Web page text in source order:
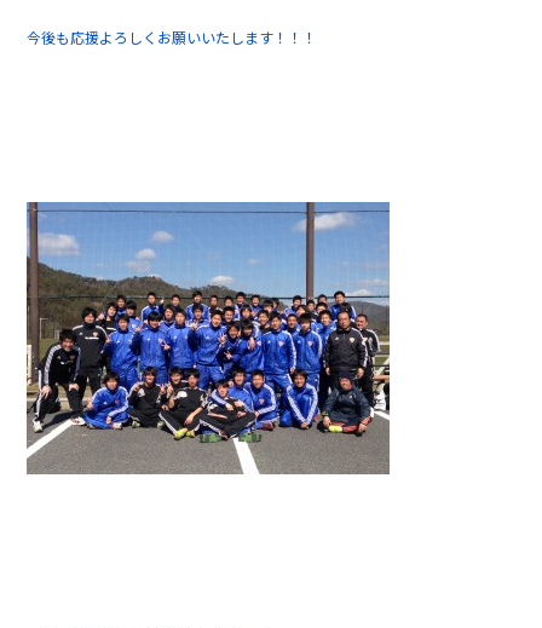
今後も応援よろしくお願いいたします！！！